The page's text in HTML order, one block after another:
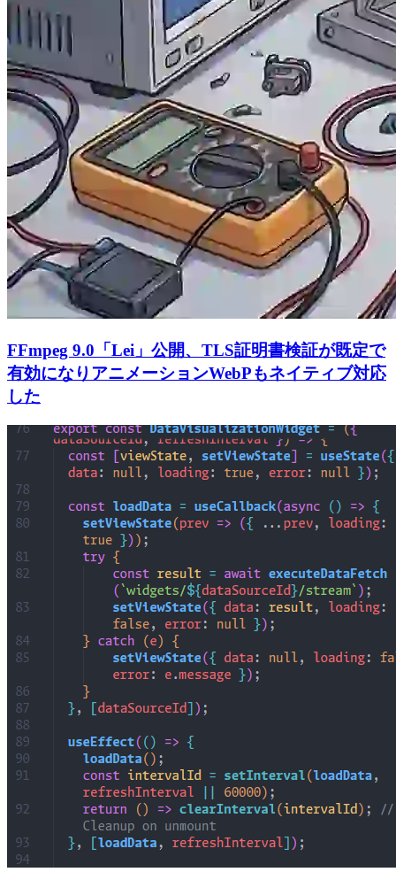
FFmpeg 9.0「Lei」公開、TLS証明書検証が既定で
有効になりアニメーションWebPもネイティブ対応
した